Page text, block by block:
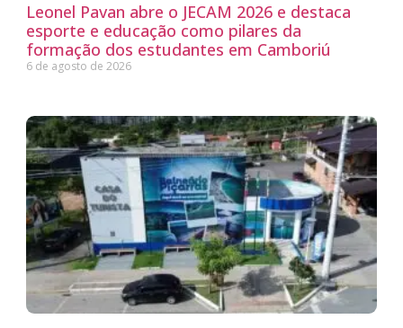
Leonel Pavan abre o JECAM 2026 e destaca
esporte e educação como pilares da
formação dos estudantes em Camboriú
6 de agosto de 2026